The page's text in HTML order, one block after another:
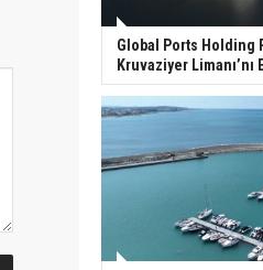
Global Ports Holding
Kruvaziyer Limanı’nı